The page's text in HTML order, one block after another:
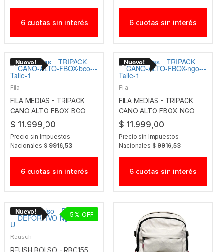
6 cuotas sin interés 6 cuotas sin interés
Fila
FILA MEDIAS - TRIPACK
CANO ALTO FBOX BCO
$ 11.999,00
Precio sin Impuestos
Nacionales $ 9916,53
6 cuotas sin interés
Fila
FILA MEDIAS - TRIPACK
CANO ALTO FBOX NGO
$ 11.999,00
Precio sin Impuestos
Nacionales $ 9916,53
6 cuotas sin interés
Reusch
REUSH BOLSO - RBO155
5